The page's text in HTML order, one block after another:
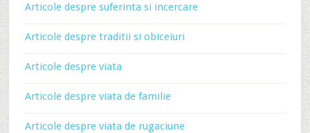
Articole despre suferinta si incercare
Articole despre traditii si obiceiuri
Articole despre viata
Articole despre viata de familie
Articole despre viata de rugaciune